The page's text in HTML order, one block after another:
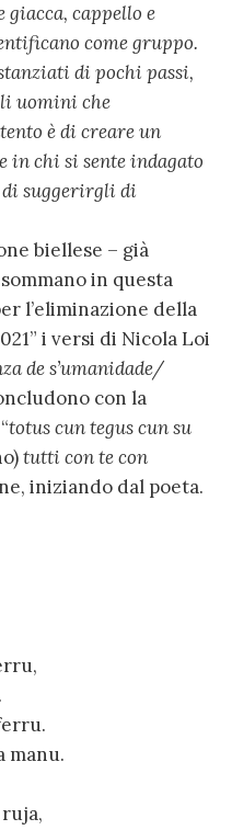
giacca, cappello e
come gruppo.
di pochi passi,
uomini che
è di creare un
in chi si sente indagato
di suggerirgli di
biellese – già
in questa
l’eliminazione della
i versi di Nicola Loi
de s’umanidade/
con la
totus cun tegus cun su
tutti con te con
iniziando dal poeta.
manu.